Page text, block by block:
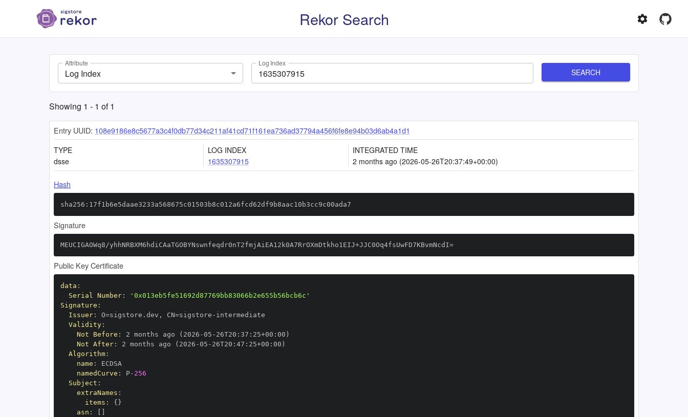
Rekor Search
Attribute
Log Index
Log Index
SEARCH
Showing 1 - 1 of1
Entry UUID: 108e9186e8c5677a3c4f0db77d34c211af41cd71f161ea736ad37794a456f6fe8e94b03d6ab4a1d1
TYPE
dsse
LOG INDEX
1635307915
INTEGRATED TIME
2 months ago (2026-05-26T20:37:49+00:00)
Hash
sha256:17f1b6e5daae3233a568675c01503b8c012a6fcd62df9b8aac10b3cc9c00ada7
Signature
MEUCIGAOWq8/yhhNRBXM6hdiCAaTGOBYNswnfeqdr0nT2fmjAiEA12k0A7RrOXmDtkho1EIJ+JJC0Oq4fsUwFD7KBvmNcdI=
Public Key Certificate
data :
Serial Number:
'0x013eb5fe51692d87769bb83066b2e655b56bcb6c'
Signature :
Issuer: O=sigstore.dev , CN=sigstore -
Validity:
Not Before : 2 months ago (2026 -05 - 26T20 : 37 : 25+00 :
Not After: 2 months ago (2026 -05 - 26T20 : 47 : 25+00 :
Algorithm:
name :
namedCurve : P- 256
Subject :
extraNames :
items : { }
asn :